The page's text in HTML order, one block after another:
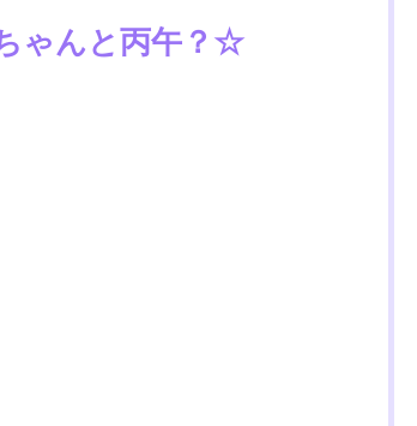
ゃんと丙午？☆